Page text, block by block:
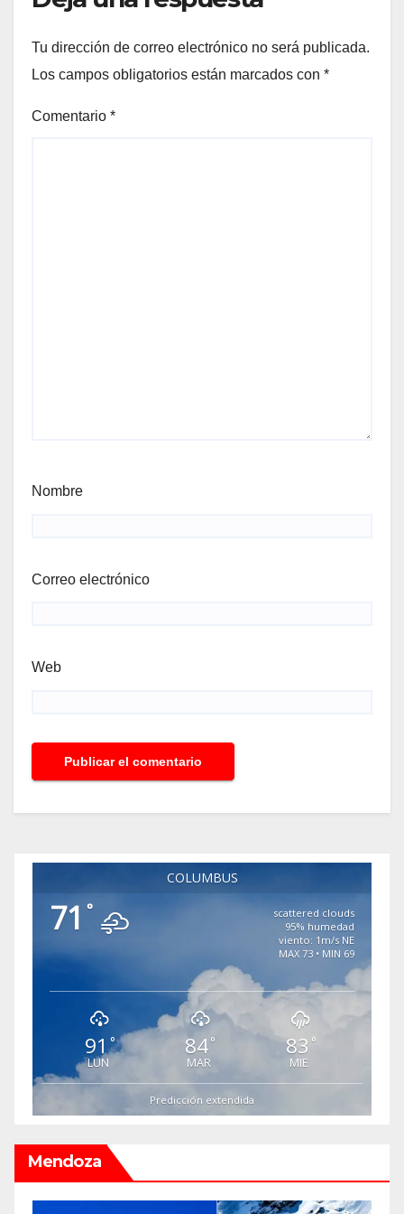
Tu dirección de correo electrónico no será publicada.
Los campos obligatorios están marcados con *
Comentario *
Nombre
Correo electrónico
Web
COLUMBUS
71 °
scattered clouds
95% humedad
viento: 1m/s NE
MAX 73 • MIN 69
91 °
LUN
84°
MAR
83 °
MIE
Predicción extendida
Mendoza